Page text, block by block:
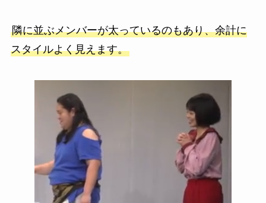
隣に並ぶメンバーが太っているのもあり、余計に
スタイルよく見えます。